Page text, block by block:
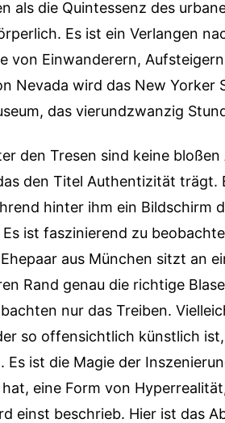
als die Quintessenz des
Es ist ein Verlangen
von Einwanderern,
Nevada wird das New Yorker
das vierundzwanzig
den Tresen sind keine
den Titel Authentizität trägt.
hinter ihm ein Bildschirm
ist faszinierend zu
aus München sitzt an
Rand genau die richtige
nur das Treiben.
so offensichtlich künstlich
Es ist die Magie der
eine Form von
einst beschrieb. Hier ist das